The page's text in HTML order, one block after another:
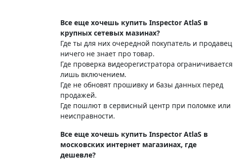
Все еще хочешь купить Inspector AtlaS в
крупных сетевых мазинах?
Где ты для них очередной покупатель и продавец
ничего не знает про товар.
Где проверка видеорегистратора ограничивается
лишь включением.
Где не обновят прошивку и базы данных перед
продажей.
Где пошлют в сервисный центр при поломке или
неисправности.
Все еще хочешь купить Inspector AtlaS в
московских интернет магазинах, где
дешевле?